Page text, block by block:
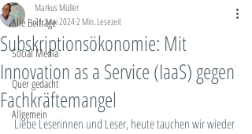
Alle Beiträge
Social Media
Quer gedacht
Allgemein
Subskriptionsökonomie: Mit
Innovation as a Service (IaaS) gegen
Fachkräftemangel
Markus Müller
21. Mai 20242 Min. Lesezeit
Liebe Leserinnen und Leser, heute tauchen wir wieder